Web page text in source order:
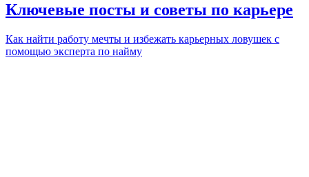
Ключевые посты и советы по карьере
Как найти работу мечты и избежать карьерных ловушек с
помощью эксперта по найму